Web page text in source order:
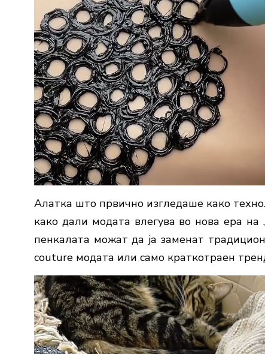
Алатка што првично изгледаше како
како дали модата влегува во нова ера
пенкалата можат да ја заменат
couture модата или само краткотраен